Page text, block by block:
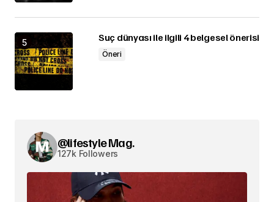
Suç dünyası ile ilgili 4 belgesel önerisi
Öneri
@lifestyle Mag.
127k Followers